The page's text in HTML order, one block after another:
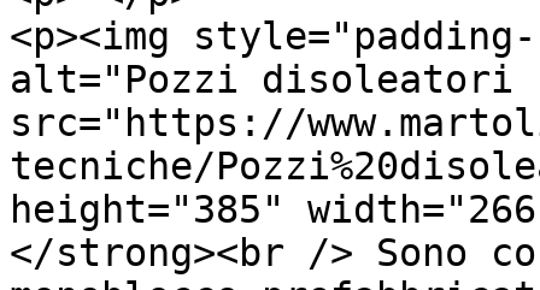
<p><img
alt="Pozzi
src="https://
tecniche/
height="385"
</strong><br /> Sono